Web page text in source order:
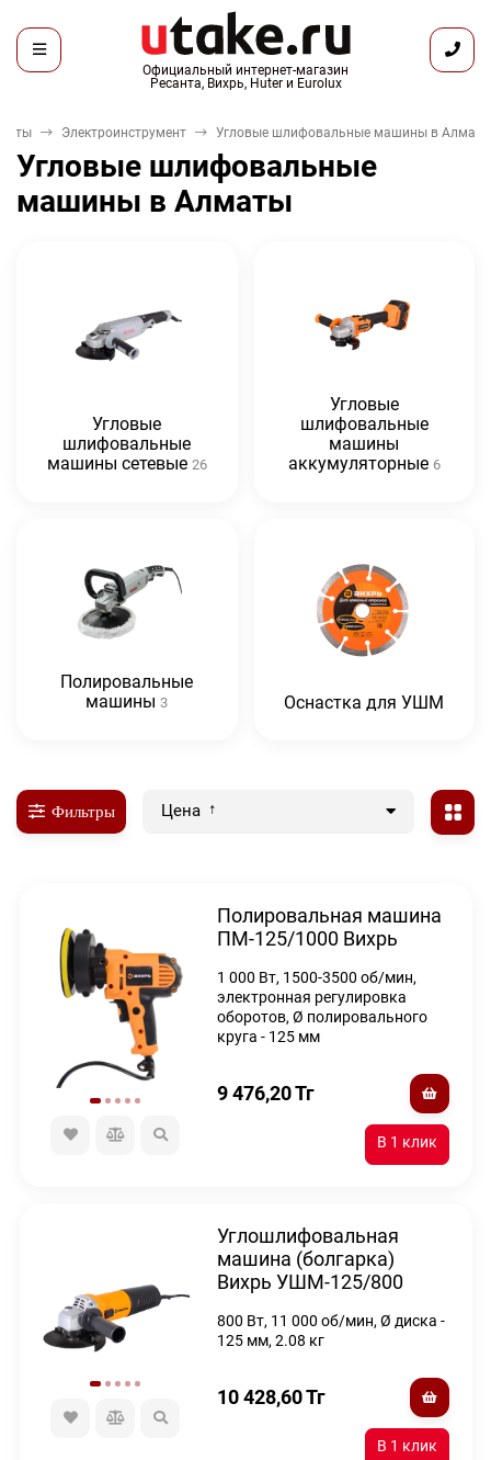
Официальный интернет-магазин
Ресанта, Вихрь, Huter и Eurolux
Электроинструмент Угловые шлифовальные машины в Алматы
Угловые шлифовальные
машины в Алматы
Угловые
шлифовальные
машины сетевые 26
Угловые
шлифовальные
машины
аккумуляторные 6
Полировальные
машины 3 Оснастка для УШМ
Фильтры Цена
Полировальная машина
ПМ-125/1000 Вихрь
1 000 Вт, 1500-3500 об/мин,
электронная регулировка
оборотов, Ø полировального
круга - 125 мм
9 476,20Тг
Углошлифовальная
машина (болгарка)
Вихрь УШМ-125/800
800 Вт, 11 000 об/мин, Ø диска -
125 мм, 2.08 кг
10 428,60Тг